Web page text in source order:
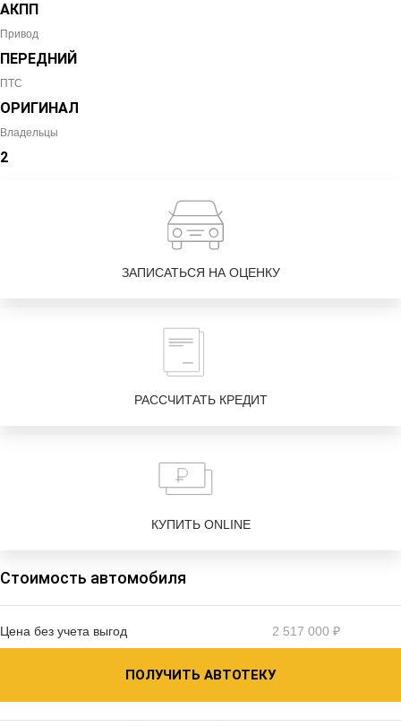
АКПП
Привод
ПЕРЕДНИЙ
ПТС
ОРИГИНАЛ
Владельцы
2
ЗАПИСАТЬСЯ НА ОЦЕНКУ
РАССЧИТАТЬ КРЕДИТ
КУПИТЬ ONLINE
Стоимость автомобиля
Цена без учета выгод 2 517 000 ₽
ПОЛУЧИТЬ АВТОТЕКУ